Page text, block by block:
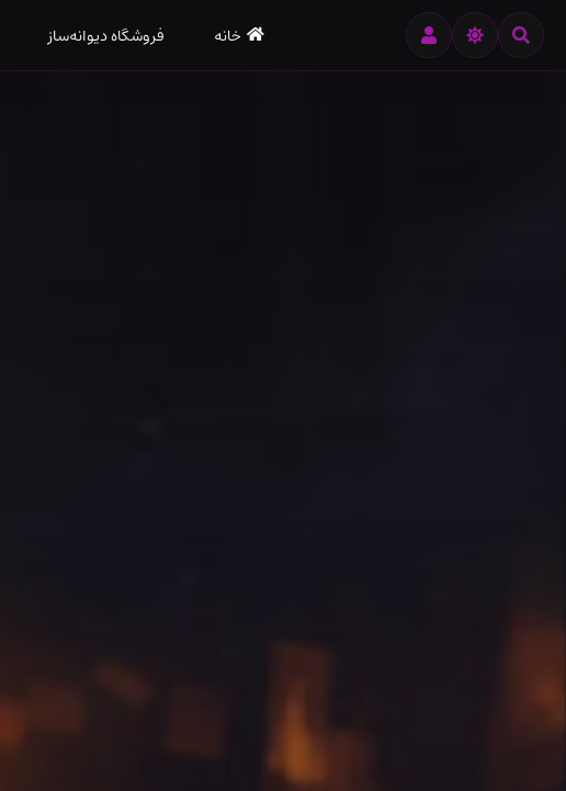
ورود
خانه فروشگاه دیوانه‌ساز